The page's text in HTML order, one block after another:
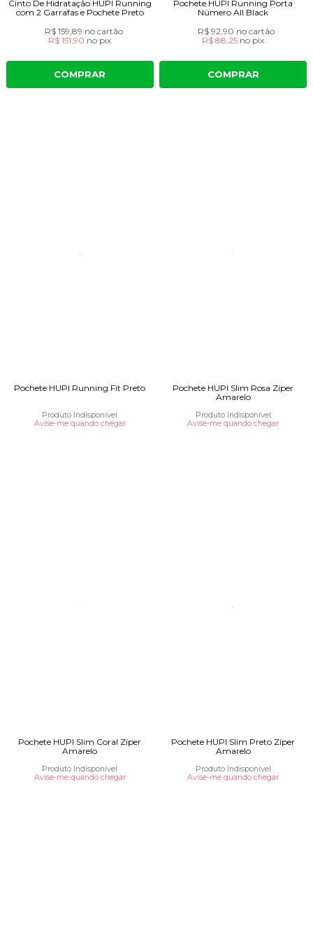
Cinto De Hidratação HUPI Running
com 2 Garrafas e Pochete Preto
R$ 159,89 no cartão
R$ 151,90 no pix
COMPRAR
Pochete HUPI Running Porta
Número All Black
R$ 92,90 no cartão
R$ 88,25 no pix
COMPRAR
Pochete HUPI Running Fit Preto
Produto Indisponível
Avise-me quando chegar
Pochete HUPI Slim Rosa Zíper
Amarelo
Produto Indisponível
Avise-me quando chegar
Pochete HUPI Slim Coral Zíper
Amarelo
Produto Indisponível
Avise-me quando chegar
Pochete HUPI Slim Preto Zíper
Amarelo
Produto Indisponível
Avise-me quando chegar